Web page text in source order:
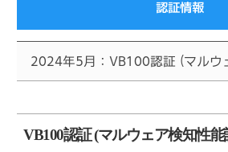
認証情報
2024年5月：VB100認証 (マルウ
VB100認証 (マルウェア検知性能